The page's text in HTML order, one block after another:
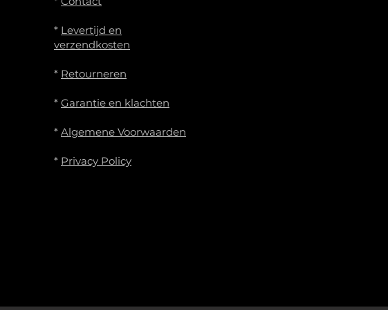
* Levertijd en
verzendkosten
* Retourneren
* Garantie en klachten
* Algemene Voorwaarden
* Privacy Policy